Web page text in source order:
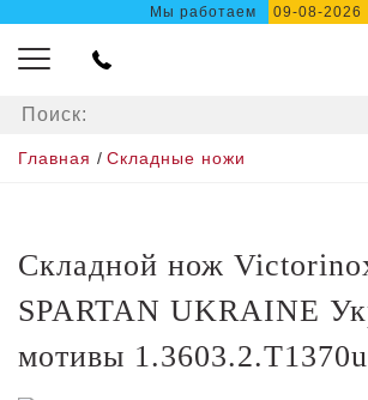
Мы работаем 09-08-2026
Главная / Складные ножи
Складной нож
SPARTAN UKRAINE
мотивы 1.3603.2.T1370u